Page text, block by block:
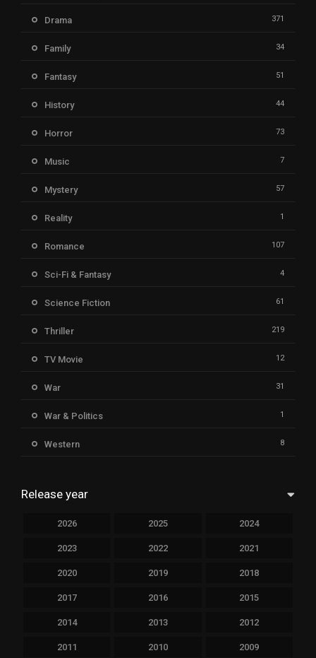
Drama 371
Family 34
Fantasy 51
History 44
Horror 73
Music 7
Mystery 57
Reality 1
Romance 107
Sci-Fi & Fantasy 4
Science Fiction 61
Thriller 219
TV Movie 12
War 31
War & Politics 1
Western 8
Release year
2026 2025 2024
2023 2022 2021
2020 2019 2018
2017 2016 2015
2014 2013 2012
2011 2010 2009